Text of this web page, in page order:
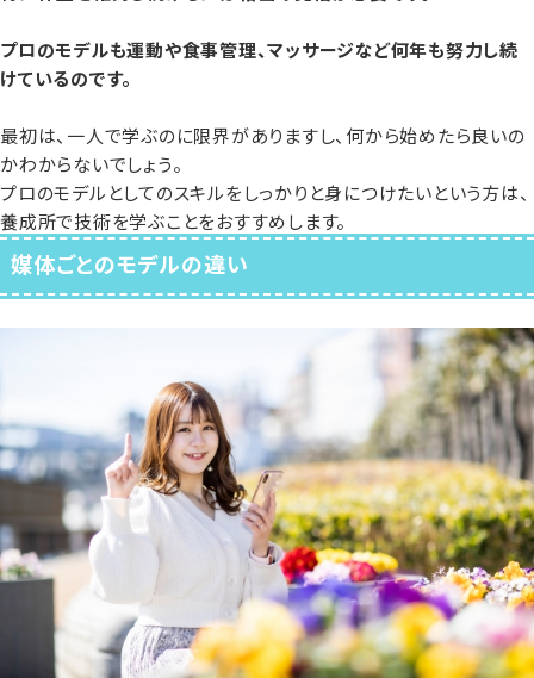
プロのモデルも運動や食事管理、マッサージなど何年も努力し続
けているのです。
最初は、一人で学ぶのに限界がありますし、何から始めたら良いの
かわからないでしょう。
プロのモデルとしてのスキルをしっかりと身につけたいという方は、
養成所で技術を学ぶことをおすすめします。
媒体ごとのモデルの違い